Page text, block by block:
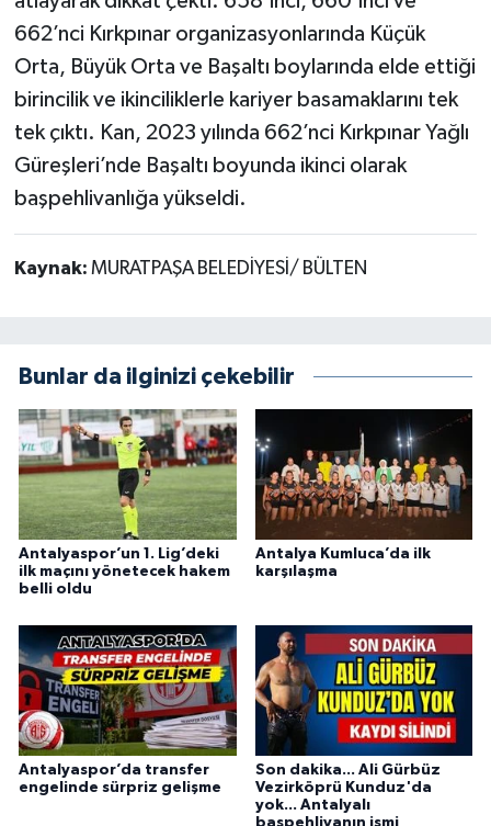
662’nci Kırkpınar organizasyonlarında Küçük
Orta, Büyük Orta ve Başaltı boylarında elde ettiği
birincilik ve ikinciliklerle kariyer basamaklarını tek
tek çıktı. Kan, 2023 yılında 662’nci Kırkpınar Yağlı
Güreşleri’nde Başaltı boyunda ikinci olarak
başpehlivanlığa yükseldi.
Kaynak: MURATPAŞA BELEDİYESİ/ BÜLTEN
Bunlar da ilginizi çekebilir
Antalyaspor’un 1. Lig’deki
ilk maçını yönetecek hakem
belli oldu
Antalya Kumluca’da ilk
karşılaşma
Antalyaspor’da transfer
engelinde sürpriz gelişme
Son dakika... Ali Gürbüz
Vezirköprü Kunduz'da
yok... Antalyalı
başpehlivanın ismi